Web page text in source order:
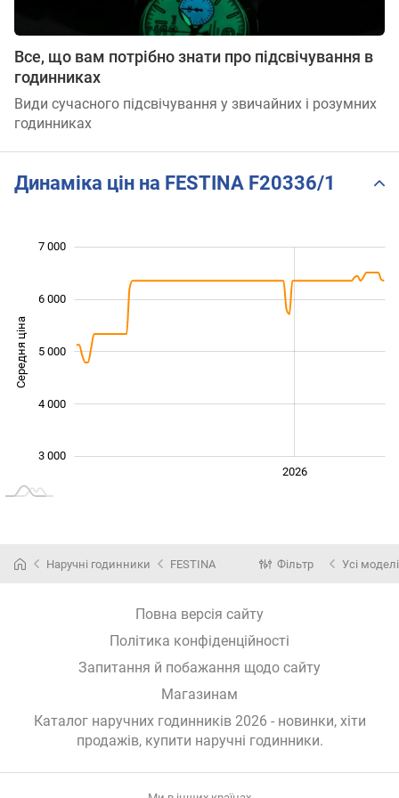
Все, що вам потрібно знати про підсвічування в
годинниках
Види сучасного підсвічування у звичайних і розумних
годинниках
Динаміка цін на FESTINA F20336/1
Середня ціна 3 500
3 000
4 000
5 000
6 000
7 000
2026
Наручні годинники FESTINA Фільтр Усі моделі
Повна версія сайту
Політика конфіденційності
Запитання й побажання щодо сайту
Магазинам
Каталог наручних годинників 2026 - новинки, хіти
продажів, купити наручні годинники.